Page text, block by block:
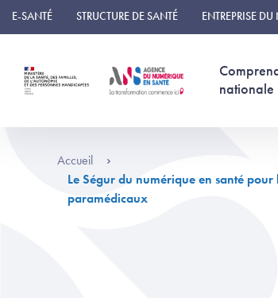
Panneau de gestion des cookies
E-SANTÉ STRUCTURE DE SANTÉ ENTREPRISE
nationale
Accueil
Le Ségur du numérique en santé pour
paramédicaux